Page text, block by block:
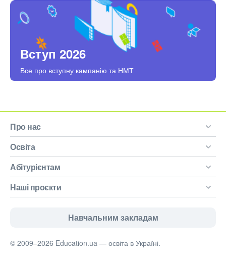
Вступ 2026
Все про вступну кампанію та НМТ
Про нас
Освіта
Абітурієнтам
Наші проєкти
Навчальним закладам
© 2009–2026 Education.ua — освіта в Україні.